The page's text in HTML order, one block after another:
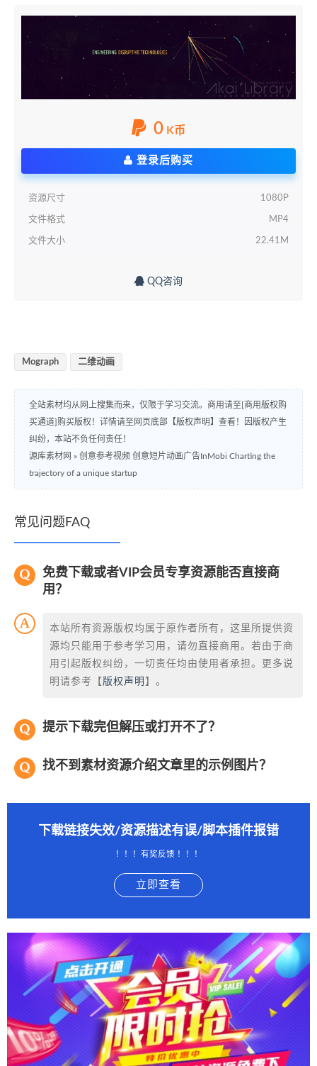
0 K币
登录后购买
资源尺寸 1080P
文件格式 MP4
文件大小 22.41M
QQ咨询
Mograph 二维动画
全站素材均从网上搜集而来，仅限于学习交流。商用请至[商用版权购
买通道]购买版权！详情请至网页底部【版权声明】查看！因版权产生
纠纷，本站不负任何责任！
源库素材网 » 创意参考视频 创意短片动画广告InMobi Charting the
trajectory of a unique startup
常见问题FAQ
免费下载或者VIP会员专享资源能否直接商
用？
本站所有资源版权均属于原作者所有，这里所提供资
源均只能用于参考学习用，请勿直接商用。若由于商
用引起版权纠纷，一切责任均由使用者承担。更多说
明请参考【 版权声明 】。
提示下载完但解压或打开不了？
找不到素材资源介绍文章里的示例图片？
下载链接失效/资源描述有误/脚本插件报错
！！！有奖反馈 ！！！
立即查看